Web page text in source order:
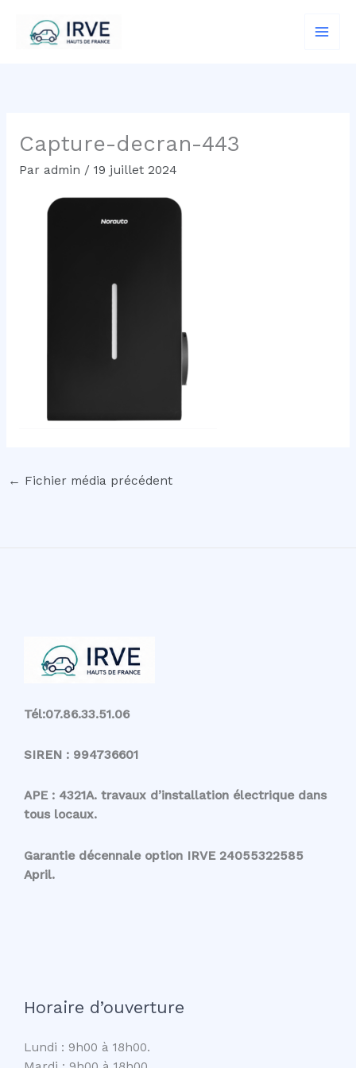
contenu
Capture-decran-443
Par admin / 19 juillet 2024
← Fichier média précédent
Tél:07.86.33.51.06
SIREN : 994736601
APE : 4321A. travaux d’installation électrique dans
tous locaux.
Garantie décennale option IRVE 24055322585
April.
Horaire d’ouverture
Lundi : 9h00 à 18h00.